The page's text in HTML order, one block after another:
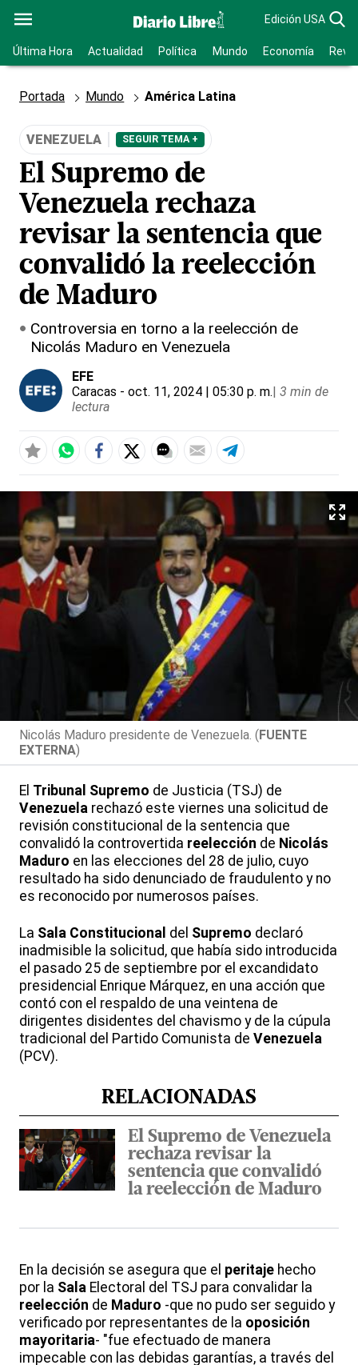
Edición USA
Última Hora Actualidad Política Mundo Economía
Portada Mundo América Latina
VENEZUELA SEGUIR TEMA +
El Supremo de
Venezuela rechaza
revisar la sentencia que
convalidó la reelección
de Maduro
Controversia en torno a la reelección de
Nicolás Maduro en Venezuela
EFE
Caracas - oct. 11, 2024 | 05:30 p. m.| 3 min de
lectura
Nicolás Maduro presidente de Venezuela. (FUENTE
EXTERNA)
El Tribunal Supremo de Justicia (TSJ) de
Venezuela rechazó este viernes una solicitud de
revisión constitucional de la sentencia que
convalidó la controvertida reelección de Nicolás
Maduro en las elecciones del 28 de julio, cuyo
resultado ha sido denunciado de fraudulento y no
es reconocido por numerosos países.
La Sala Constitucional del Supremo declaró
inadmisible la solicitud, que había sido introducida
el pasado 25 de septiembre por el excandidato
presidencial Enrique Márquez, en una acción que
contó con el respaldo de una veintena de
dirigentes disidentes del chavismo y de la cúpula
tradicional del Partido Comunista de Venezuela
(PCV).
RELACIONADAS
El Supremo de Venezuela
rechaza revisar la
sentencia que convalidó
la reelección de Maduro
En la decisión se asegura que el peritaje hecho
por la Sala Electoral del TSJ para convalidar la
reelección de Maduro -que no pudo ser seguido y
verificado por representantes de la oposición
mayoritaria- "fue efectuado de manera
impecable con las debidas garantías, a través del